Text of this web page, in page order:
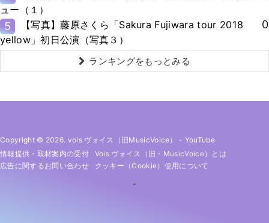
ュー（１）
5
【写真】藤原さくら「Sakura Fujiwara tour 2018
yellow」初日公演（写真３）
0
ランキングをもっとみる
Copyright © 2026. vois ヴォイス（旧MusicVoice） - YouTube
情報提供・取材案内の受付
Vois ヴォイス（旧・MusicVoice）とは
広告に関するお問い合わせ
クッキー（cookie）使用について
-